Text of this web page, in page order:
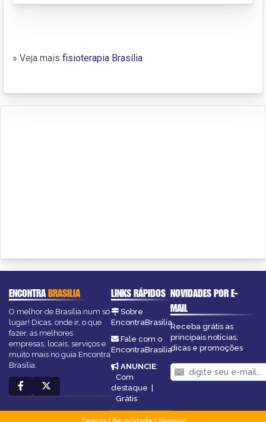
» Veja mais fisioterapia Brasília
ENCONTRABRASILIA
O melhor de Brasília num só
lugar! Dicas, onde ir, o que
fazer, as melhores
empresas, locais, serviços e
muito mais no guia Encontra
Brasília.
LINKS RÁPIDOS
Sobre
EncontraBrasilia
Fale com o
EncontraBrasilia
ANUNCIE:
Com
destaque |
Grátis
NOVIDADES POR E-
MAIL
Receba grátis as
principais notícias,
dicas e promoções